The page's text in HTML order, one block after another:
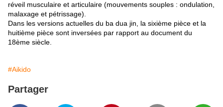
réveil musculaire et articulaire (mouvements souples : ondulation,
malaxage et pétrissage).
Dans les versions actuelles du ba dua jin, la sixième pièce et la
huitième pièce sont inversées par rapport au document du
18ème siècle.
#Aikido
Partager